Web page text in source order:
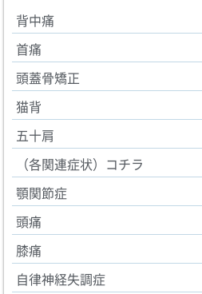
背中痛
首痛
頭蓋骨矯正
猫背
五十肩
（各関連症状）コチラ
顎関節症
頭痛
膝痛
自律神経失調症